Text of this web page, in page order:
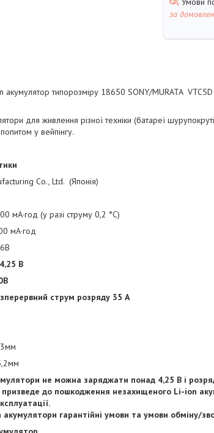
за
акумулятор типорозміру 18650 SONY/MURATA VTC5D
для живлення різної техніки (батареї
у вейпінгу.
Co., Ltd. (Японія)
мА·год (у разі струму 0,2 °C)
мА·год
4,25 В
струм розряду 35 А
не можна заряджати понад 4,25 В і
до пошкодження незахищеного Li-ion
гарантійні умови та умови обміну/